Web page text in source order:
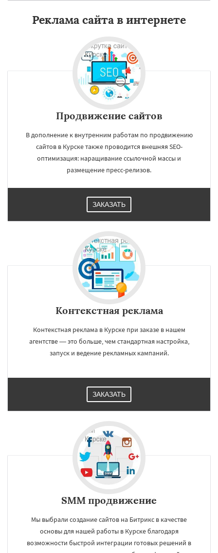
Реклама сайта в интернете
Продвижение сайтов
В дополнение к внутренним работам по продвижению
сайтов в Курске также проводится внешняя SEO-
оптимизация: наращивание ссылочной массы и
размещение пресс-релизов.
ЗАКАЗАТЬ
Контекстная реклама
Контекстная реклама в Курске при заказе в нашем
агентстве — это больше, чем стандартная настройка,
запуск и ведение рекламных кампаний.
ЗАКАЗАТЬ
SMM продвижение
Мы выбрали создание сайтов на Битрикс в качестве
основы для нашей работы в Курске благодаря
возможности быстрой интеграции готовых решений в